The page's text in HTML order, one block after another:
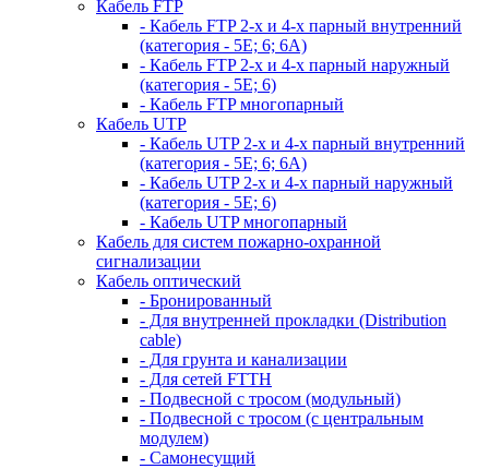
Кабель FTP
- Кабель FTP 2-х и 4-х парный внутренний
(категория - 5Е; 6; 6А)
- Кабель FTP 2-х и 4-х парный наружный
(категория - 5Е; 6)
- Кабель FTP многопарный
Кабель UTP
- Кабель UTP 2-х и 4-х парный внутренний
(категория - 5Е; 6; 6А)
- Кабель UTP 2-х и 4-х парный наружный
(категория - 5Е; 6)
- Кабель UTP многопарный
Кабель для систем пожарно-охранной
сигнализации
Кабель оптический
- Бронированный
- Для внутренней прокладки (Distribution
cable)
- Для грунта и канализации
- Для сетей FTTH
- Подвесной с тросом (модульный)
- Подвесной с тросом (с центральным
модулем)
- Самонесущий